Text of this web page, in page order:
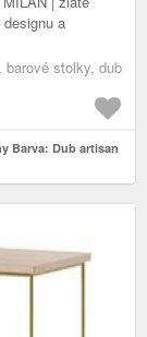
a
stolky, dub
Barva: Dub artisan